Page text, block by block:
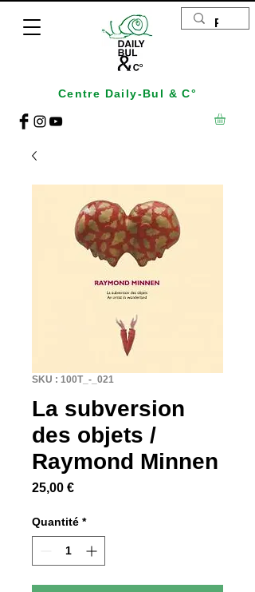
Centre Daily-Bul & C°
SKU : 100T_-_021
La subversion
des objets /
Raymond Minnen
25,00 €Prix
Quantité *